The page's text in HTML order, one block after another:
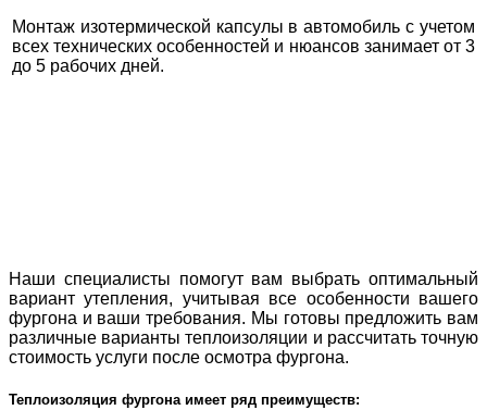
Монтаж изотермической капсулы в автомобиль с учетом
всех технических особенностей и нюансов занимает от 3
до 5 рабочих дней.
Наши специалисты помогут вам выбрать оптимальный
вариант утепления, учитывая все особенности вашего
фургона и ваши требования. Мы готовы предложить вам
различные варианты теплоизоляции и рассчитать точную
стоимость услуги после осмотра фургона.
Теплоизоляция фургона имеет ряд преимуществ: